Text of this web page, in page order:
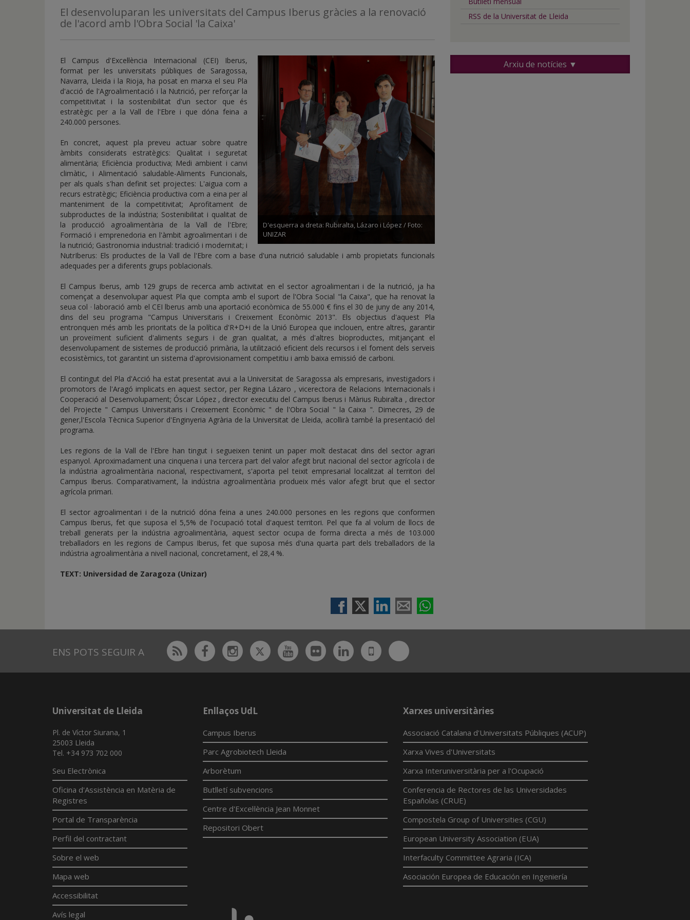
inicio
El desenvoluparan les universitats del Campus Iberus gràcies a la renovació
de l'acord amb l'Obra Social 'la Caixa'
D'esquerra a dreta: Rubiralta, Lázaro i López / Foto:
UNIZAR
El Campus d'Excel·lència Internacional (CEI) Iberus,
format per les universitats públiques de Saragossa,
Navarra, Lleida i la Rioja, ha posat en marxa el seu Pla
d'acció de l'Agroalimentació i la Nutrició, per reforçar la
competitivitat i la sostenibilitat d'un sector que és
estratègic per a la Vall de l'Ebre i que dóna feina a
240.000 persones.
En concret, aquest pla preveu actuar sobre quatre
àmbits considerats estratègics: Qualitat i seguretat
alimentària; Eficiència productiva; Medi ambient i canvi
climàtic, i Alimentació saludable-Aliments Funcionals,
per als quals s'han definit set projectes: L'aigua com a
recurs estratègic; Eficiència productiva com a eina per al
manteniment de la competitivitat; Aprofitament de
subproductes de la indústria; Sostenibilitat i qualitat de
la producció agroalimentària de la Vall de l'Ebre;
Formació i emprenedoria en l'àmbit agroalimentari i de
la nutrició; Gastronomia industrial: tradició i modernitat; i
NutrIberus: Els productes de la Vall de l'Ebre com a base d'una nutrició saludable i amb propietats funcionals
adequades per a diferents grups poblacionals.
El Campus Iberus, amb 129 grups de recerca amb activitat en el sector agroalimentari i de la nutrició, ja ha
començat a desenvolupar aquest Pla que compta amb el suport de l'Obra Social "la Caixa", que ha renovat la
seua col · laboració amb el CEI lberus amb una aportació econòmica de 55.000 € fins el 30 de juny de any 2014,
dins del seu programa "Campus Universitaris i Creixement Econòmic 2013". Els objectius d'aquest Pla
entronquen més amb les prioritats de la política d'R+D+i de la Unió Europea que inclouen, entre altres, garantir
un proveïment suficient d'aliments segurs i de gran qualitat, a més d'altres bioproductes, mitjançant el
desenvolupament de sistemes de producció primària, la utilització eficient dels recursos i el foment dels serveis
ecosistèmics, tot garantint un sistema d'aprovisionament competitiu i amb baixa emissió de carboni.
El contingut del Pla d'Acció ha estat presentat avui a la Universitat de Saragossa als empresaris, investigadors i
promotors de l'Aragó implicats en aquest sector, per Regina Lázaro , vicerectora de Relacions Internacionals i
Cooperació al Desenvolupament; Óscar López , director executiu del Campus Iberus i Màrius Rubiralta , director
del Projecte " Campus Universitaris i Creixement Econòmic " de l'Obra Social " la Caixa ". Dimecres, 29 de
gener,l'Escola Tècnica Superior d'Enginyeria Agrària de la Universitat de Lleida, acollirà també la presentació del
programa.
Les regions de la Vall de l'Ebre han tingut i segueixen tenint un paper molt destacat dins del sector agrari
espanyol. Aproximadament una cinquena i una tercera part del valor afegit brut nacional del sector agrícola i de
la indústria agroalimentària nacional, respectivament, s'aporta pel teixit empresarial localitzat al territori del
Campus Iberus. Comparativament, la indústria agroalimentària produeix més valor afegit brut que el sector
agrícola primari.
El sector agroalimentari i de la nutrició dóna feina a unes 240.000 persones en les regions que conformen
Campus Iberus, fet que suposa el 5,5% de l'ocupació total d'aquest territori. Pel que fa al volum de llocs de
treball generats per la indústria agroalimentària, aquest sector ocupa de forma directa a més de 103.000
treballadors en les regions de Campus Iberus, fet que suposa més d'una quarta part dels treballadors de la
indústria agroalimentària a nivell nacional, concretament, el 28,4 %.
TEXT: Universidad de Zaragoza (Unizar)
RSS de la Universitat de Lleida
Arxiu de notícies ▼
ENS POTS SEGUIR A Rss FacebookInstagram
TwitterYoutubeFlickrLinkedin
UdL
App
Bluesky
Universitat de Lleida
Pl. de Víctor Siurana, 1
25003 Lleida
Tel. +34 973 702 000
Seu Electrònica
Oficina d'Assistència en Matèria de
Registres
Portal de Transparència
Perfil del contractant
Sobre el web
Mapa web
Accessibilitat
Avís legal
Enllaços UdL
Campus Iberus
Parc Agrobiotech Lleida
Arborètum
Butlletí subvencions
Centre d'Excel·lència Jean Monnet
Repositori Obert
Xarxes universitàries
Associació Catalana d'Universitats Públiques (ACUP)
Xarxa Vives d'Universitats
Xarxa Interuniversitària per a l'Ocupació
Conferencia de Rectores de las Universidades
Españolas (CRUE)
Compostela Group of Universities (CGU)
European University Association (EUA)
Interfaculty Committee Agraria (ICA)
Asociación Europea de Educación en Ingeniería